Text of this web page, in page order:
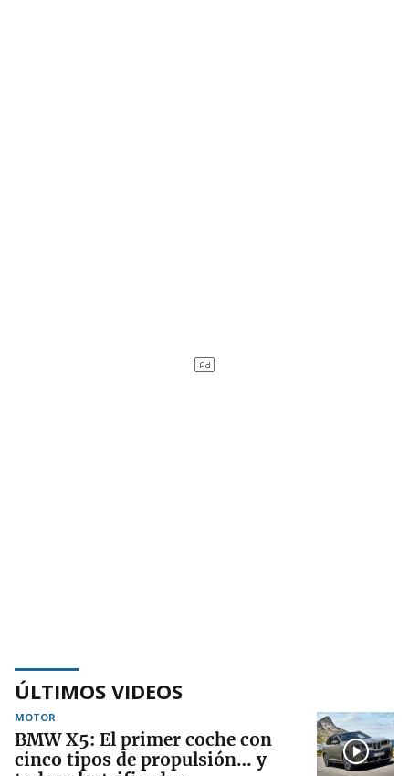
ÚLTIMOS VIDEOS
MOTOR
BMW X5: El primer coche con
cinco tipos de propulsión… y